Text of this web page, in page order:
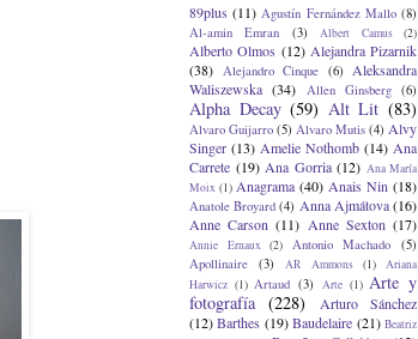
89plus (11) Agustín Fernández Mallo (8)
Al-amin Emran
(3) Albert Camus (2)
Alberto Olmos (12) Alejandra Pizarnik
(38)
Alejandro Cinque (6)
Aleksandra
Waliszewska (34) Allen Ginsberg (6)
Alpha Decay (59) Alt Lit (83)
Alvaro Guijarro (5) Alvaro Mutis (4) Alvy
Singer (13) Amelie Nothomb (14) Ana
Carrete (19) Ana Gorria (12) Ana María
Moix (1) Anagrama (40) Anais Nin (18)
Anatole Broyard (4) Anna Ajmátova (16)
Anne Carson (11) Anne Sexton (17)
Annie Ernaux (2) Antonio Machado
(5)
Apollinaire
(3) AR Ammons (1)
Ariana
Harwicz (1) Artaud (3) Arte (1) Arte y
fotografía (228)
Arturo Sánchez
(12) Barthes (19) Baudelaire (21) Beatriz